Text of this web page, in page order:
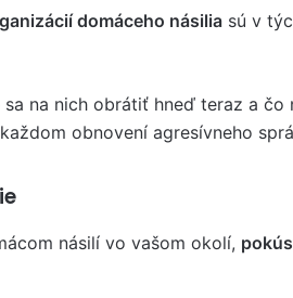
domáceho násilia sú v
na nich obrátiť hneď teraz a čo
obnovení agresívneho
násilí vo vašom okolí,